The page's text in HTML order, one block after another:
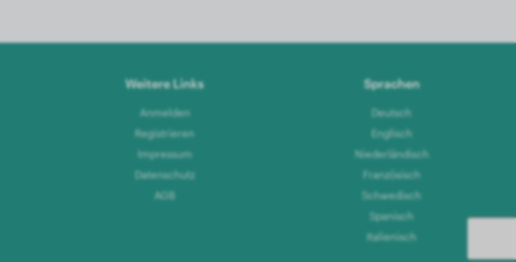
Weitere Links
Anmelden
Registrieren
Impressum
Datenschutz
AGB
Sprachen
Deutsch
Englisch
Niederländisch
Französisch
Schwedisch
Spanisch
Italienisch